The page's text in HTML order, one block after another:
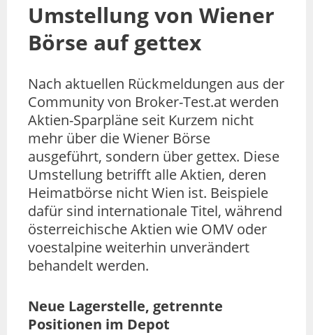
Umstellung von Wiener
Börse auf gettex
Nach aktuellen Rückmeldungen aus der
Community von Broker-Test.at werden
Aktien-Sparpläne seit Kurzem nicht
mehr über die Wiener Börse
ausgeführt, sondern über gettex. Diese
Umstellung betrifft alle Aktien, deren
Heimatbörse nicht Wien ist. Beispiele
dafür sind internationale Titel, während
österreichische Aktien wie OMV oder
voestalpine weiterhin unverändert
behandelt werden.
Neue Lagerstelle, getrennte
Positionen im Depot